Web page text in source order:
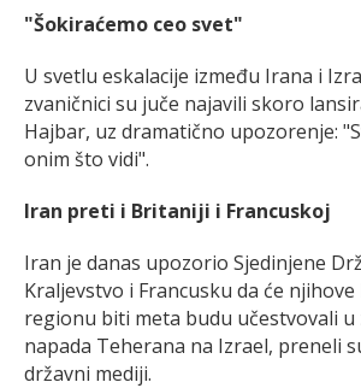
"Šokiraćemo ceo svet"
U svetlu eskalacije između Irana i
zvaničnici su juče najavili skoro
Hajbar, uz dramatično upozorenje:
onim što vidi".
Iran preti i Britaniji i Francuskoj
Iran je danas upozorio Sjedinjene
Kraljevstvo i Francusku da će
regionu biti meta budu učestvovali u
napada Teherana na Izrael, preneli
državni mediji.